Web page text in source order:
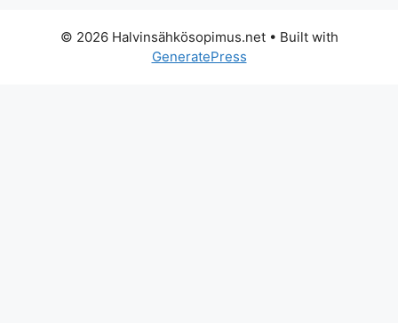
© 2026 Halvinsähkösopimus.net• Built with
GeneratePress